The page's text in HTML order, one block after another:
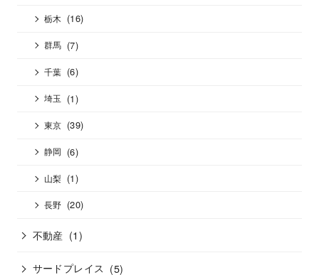
栃木 (16)
群馬 (7)
千葉 (6)
埼玉 (1)
東京 (39)
静岡 (6)
山梨 (1)
長野 (20)
不動産 (1)
サードプレイス (5)